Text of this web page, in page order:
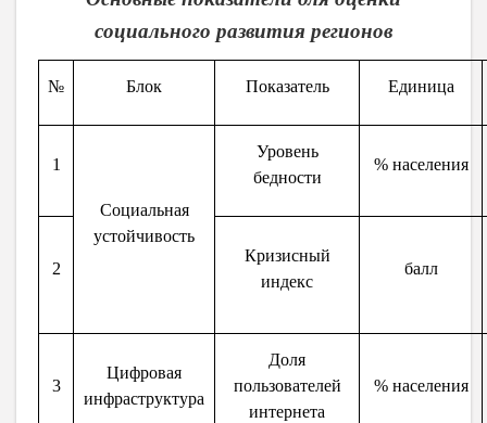
социального развития регионов
№ Блок Показатель Единица
1
Социальная
устойчивость
Уровень
бедности
% населения
2
Кризисный
индекс
балл
3
Цифровая
инфраструктура
Доля
пользователей
интернета
% населения